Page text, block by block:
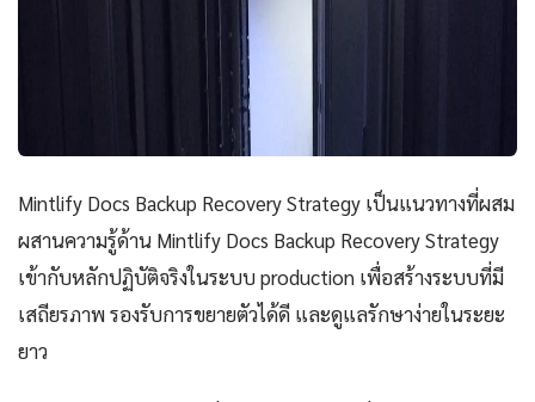
Mintlify Docs Backup Recovery Strategy เป็นแนวทางที่ผสม
ผสานความรู้ด้าน Mintlify Docs Backup Recovery Strategy
เข้ากับหลักปฏิบัติจริงในระบบ production เพื่อสร้างระบบที่มี
เสถียรภาพ รองรับการขยายตัวได้ดี และดูแลรักษาง่ายในระยะ
ยาว